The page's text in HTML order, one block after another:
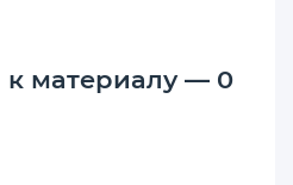
материалу — 0